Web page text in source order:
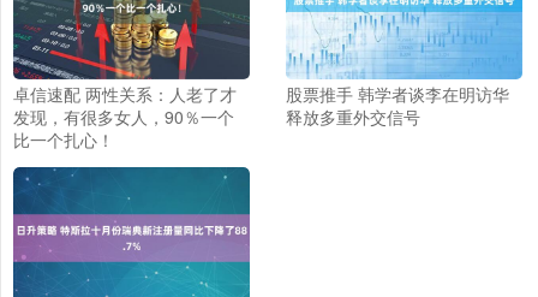
卓信速配 两性关系：人老了才
发现，有很多女人，90％一个
比一个扎心！
股票推手 韩学者谈李在明访华
释放多重外交信号